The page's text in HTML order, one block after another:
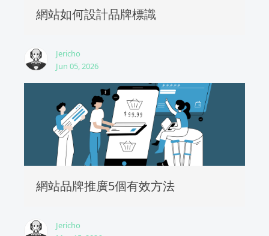
網站如何設計品牌標識
Jericho
Jun 05, 2026
網站品牌推廣5個有效方法
Jericho